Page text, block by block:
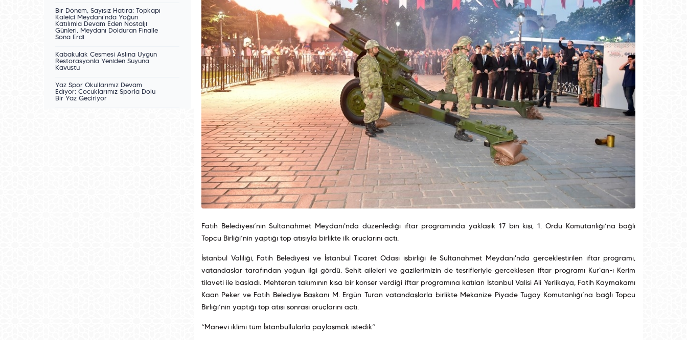
Bir Dönem, Sayısız Hatıra: Topkapı
Kaleiçi Meydanı'nda Yoğun
Katılımla Devam Eden Nostalji
Günleri, Meydanı Dolduran Finalle
Sona Erdi
Kabakulak Çeşmesi Aslına Uygun
Restorasyonla Yeniden Suyuna
Kavuştu
Yaz Spor Okullarımız Devam
Ediyor: Çocuklarımız Sporla Dolu
Bir Yaz Geçiriyor
Fatih Belediyesi’nin Sultanahmet Meydanı'nda düzenlediği iftar programında yaklaşık 17 bin kişi, 1. Ordu Komutanlığı’na bağlı
Topçu Birliği’nin yaptığı top atışıyla birlikte ilk oruçlarını açtı.
İstanbul Valiliği, Fatih Belediyesi ve İstanbul Ticaret Odası işbirliği ile Sultanahmet Meydanı'nda gerçekleştirilen iftar programı,
vatandaşlar tarafından yoğun ilgi gördü. Şehit aileleri ve gazilerimizin de teşrifleriyle gerçekleşen iftar programı Kur'an-ı Kerim
tilaveti ile başladı. Mehteran takımının kısa bir konser verdiği iftar programına katılan İstanbul Valisi Ali Yerlikaya, Fatih Kaymakamı
Kaan Peker ve Fatih Belediye Başkanı M. Ergün Turan vatandaşlarla birlikte Mekanize Piyade Tugay Komutanlığı’na bağlı Topçu
Birliği’nin yaptığı top atışı sonrası oruçlarını açtı.
“Manevi iklimi tüm İstanbullularla paylaşmak istedik”